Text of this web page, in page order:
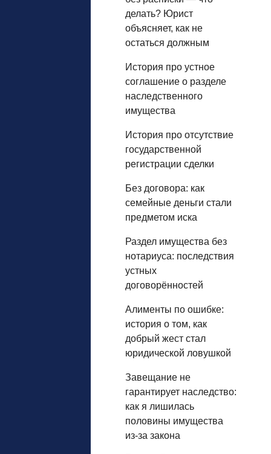
делать? Юрист
объясняет, как не
остаться должным
История про устное
соглашение о разделе
наследственного
имущества
История про отсутствие
государственной
регистрации сделки
Без договора: как
семейные деньги стали
предметом иска
Раздел имущества без
нотариуса: последствия
устных
договорённостей
Алименты по ошибке:
история о том, как
добрый жест стал
юридической ловушкой
Завещание не
гарантирует наследство:
как я лишилась
половины имущества
из‑за закона